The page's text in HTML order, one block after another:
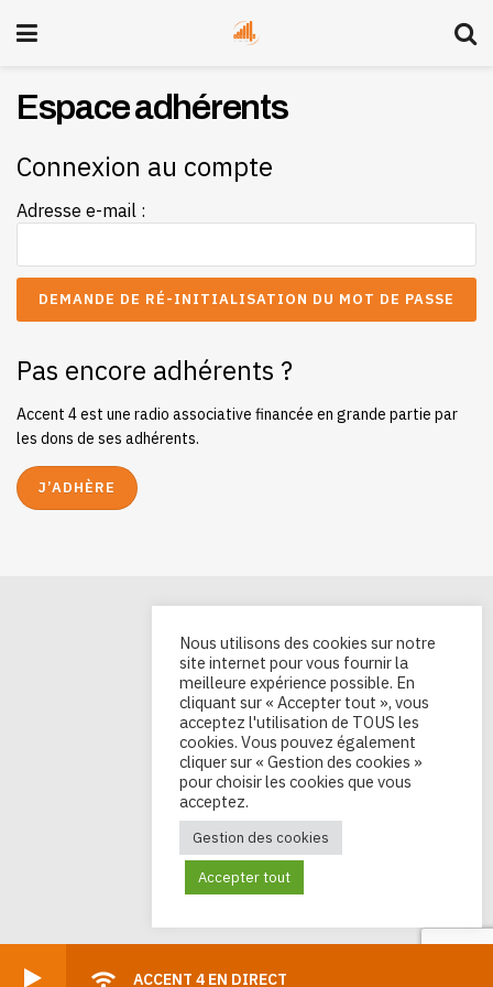
Espace adhérents
Connexion au compte
Adresse e-mail :
Pas encore adhérents ?
Accent 4 est une radio associative financée en grande partie par
les dons de ses adhérents.
J’ADHÈRE
ACCENT 4 EN DIRECT
Nous utilisons des cookies sur notre
site internet pour vous fournir la
meilleure expérience possible. En
cliquant sur « Accepter tout », vous
acceptez l'utilisation de TOUS les
cookies. Vous pouvez également
cliquer sur « Gestion des cookies »
pour choisir les cookies que vous
acceptez.
Gestion des cookies
Accepter tout